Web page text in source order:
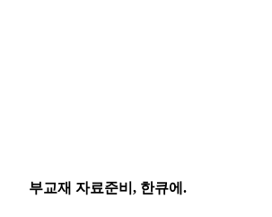
부교재 자료준비, 한큐에.